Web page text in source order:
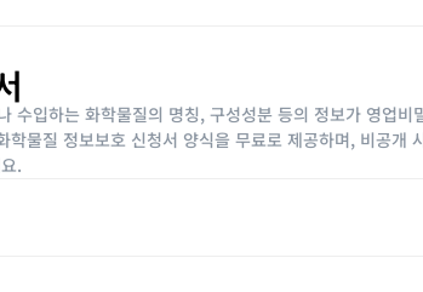
수입하는 화학물질의 명칭, 구성성분 등의 정보가 영업
물질 정보보호 신청서 양식을 무료로 제공하며, 비공
.